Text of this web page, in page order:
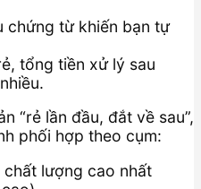
chứng từ khiến bạn tự
tổng tiền xử lý sau
“rẻ lần đầu, đắt về sau”,
phối hợp theo cụm:
chất lượng cao nhất